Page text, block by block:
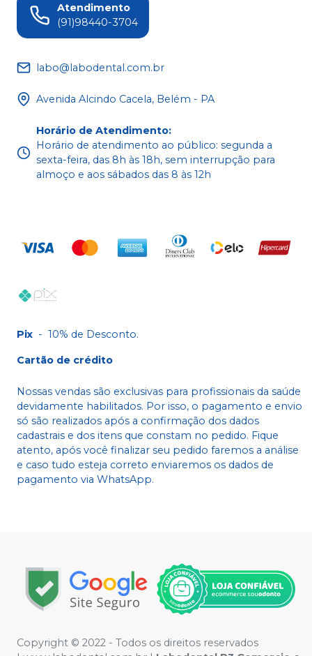
Atendimento
(91)98440-3704
labo@labodental.com.br
Avenida Alcindo Cacela, Belém - PA
Horário de Atendimento:
Horário de atendimento ao público: segunda a
sexta-feira, das 8h às 18h, sem interrupção para
almoço e aos sábados das 8 às 12h
Pix - 10% de Desconto.
Cartão de crédito
Nossas vendas são exclusivas para profissionais da saúde
devidamente habilitados. Por isso, o pagamento e envio
só são realizados após a confirmação dos dados
cadastrais e dos itens que constam no pedido. Fique
atento, após você finalizar seu pedido faremos a análise
e caso tudo esteja correto enviaremos os dados de
pagamento via WhatsApp.
Copyright © 2022 - Todos os direitos reservados